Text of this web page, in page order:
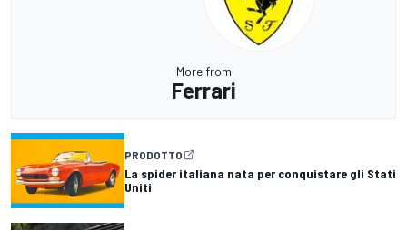
More from
Ferrari
PRODOTTO
La spider italiana nata per conquistare gli Stati
Uniti